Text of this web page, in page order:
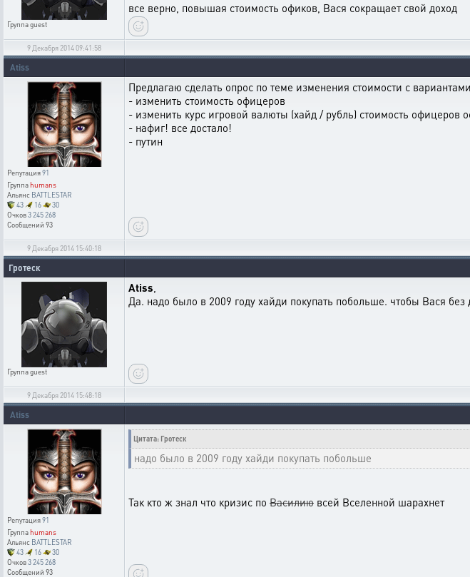
Группаguest
все верно, повышая стоимость офиков, Вася сокращает свой доход
9 Декабря 2014 09:41:58
Atiss
Репутация91
Группаhumans
Альянс BATTLESTAR
43
16
30
Очков3 245 268
Сообщений 93
Предлагаю сделать опрос по теме изменения стоимости с
- изменить стоимость офицеров
- изменить курс игровой валюты (хайд / рубль) стоимость офицеров
- нафиг! все достало!
- путин
9 Декабря 2014 15:40:18
Гротеск
Группаguest
Atiss,
Да. надо было в 2009 году хайди покупать побольше. чтобы Вася без
9 Декабря 2014 15:48:18
Atiss
Репутация91
Группаhumans
Альянс BATTLESTAR
43
16
30
Очков3 245 268
Сообщений 93
Цитата: Гротеск
надо было в 2009 году хайди покупать побольше
Так кто ж знал что кризис по Василию всей Вселенной шарахнет